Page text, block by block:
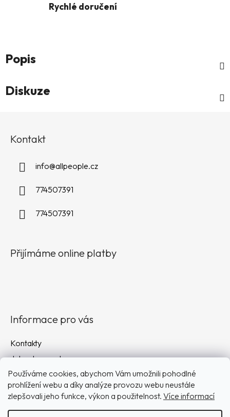
Používáme cookies, abychom Vám umožnili pohodlné
prohlížení webu a díky analýze provozu webu neustále
zlepšovali jeho funkce, výkon a použitelnost. Více informací
Rychlé doručení
Popis
Diskuze
Kontakt
info@allpeople.cz
774507391
774507391
Přijímáme online platby
Informace pro vás
Kontakty
Jak nakupovat
Obchodní podmínky
Podmínky ochrany osobních údajů